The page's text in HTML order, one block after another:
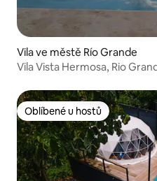
Vila ve městě Río Grande
Vila Vista Hermosa, Rio
Oblíbené u hostů
Oblíbené u hostů